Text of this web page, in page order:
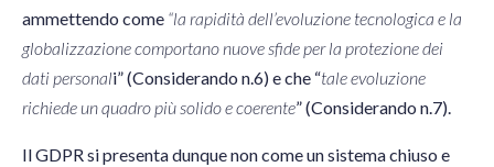
ammettendo come “la rapidità dell’evoluzione tecnologica e la
globalizzazione comportano nuove sfide per la protezione dei
dati personali” (Considerando n.6) e che “tale evoluzione
richiede un quadro più solido e coerente” (Considerando n.7).
Il GDPR si presenta dunque non come un sistema chiuso e